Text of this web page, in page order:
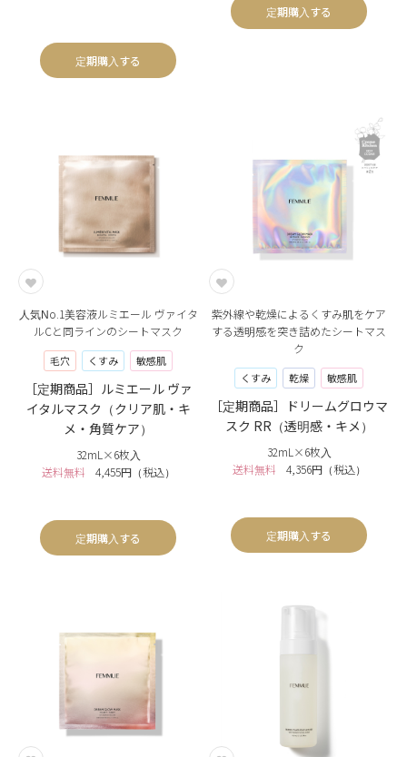
定期購入する
定期購入する
人気No.1美容液ルミエール ヴァイタ
ルCと同ラインのシートマスク
毛穴 くすみ 敏感肌
［定期商品］ルミエール ヴァ
イタルマスク（クリア肌・キ
メ・角質ケア）
32mL×6枚入
送料無料
4,455円（税込）
定期購入する
紫外線や乾燥によるくすみ肌をケア
する透明感を突き詰めたシートマス
ク
くすみ 乾燥 敏感肌
［定期商品］ドリームグロウマ
スク RR（透明感・キメ）
32mL×6枚入
送料無料
4,356円（税込）
定期購入する